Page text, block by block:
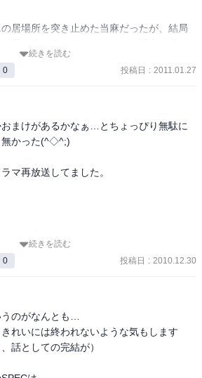
居場所を突き止めた当麻だったが、結局
を条件に、特殊部隊率いる津田を引き渡
を裏切り、津田は拉致される。約束通り
間・・・・・・。
して当麻とニノマエの哀しい縁―――。
ベライズ、いよいよ最終章！
続きを読む
0 投稿日 : 2011.01.27
おまけがあるかなぁ…とちょっぴり無駄に
無かった(^◇^;)
マ再放送してました。
。
続きを読む
0 投稿日 : 2010.12.30
のがなんとも…
れいには終われないような気もします
話としての完結が）